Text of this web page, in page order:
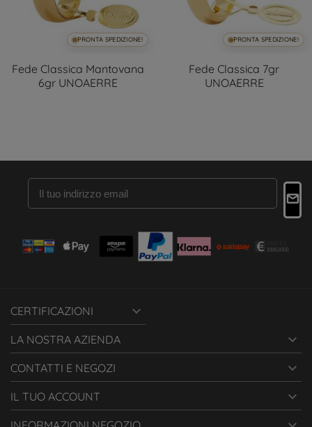
PRONTA SPEDIZIONE!
Fede Classica Mantovana
6gr UNOAERRE
PRONTA SPEDIZIONE!
Fede Classica 7gr
UNOAERRE
CERTIFICAZIONI 
LA NOSTRA AZIENDA 
CONTATTI E NEGOZI 
IL TUO ACCOUNT 